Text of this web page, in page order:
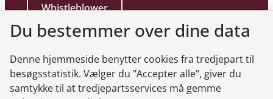
Whistleblower
Du bestemmer over dine data
Denne hjemmeside benytter cookies fra tredjepart til
besøgsstatistik. Vælger du "Accepter alle", giver du
samtykke til at tredjepartsservices må gemme